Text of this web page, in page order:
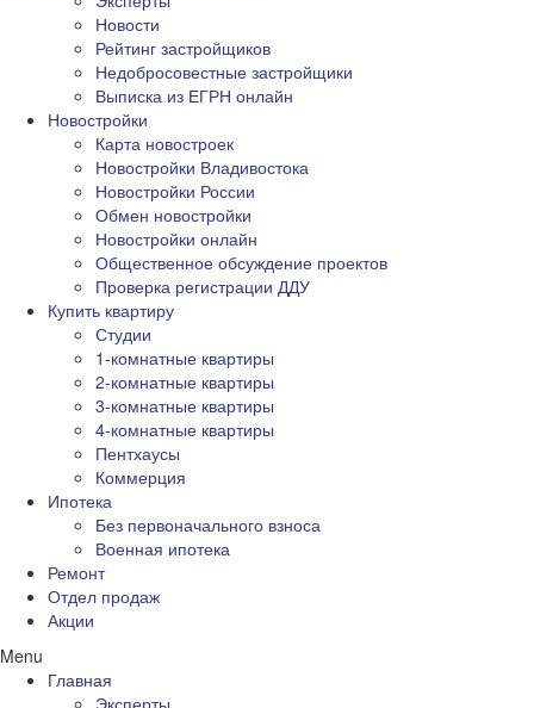
Новости
Рейтинг застройщиков
Недобросовестные застройщики
Выписка из ЕГРН онлайн
Новостройки
Карта новостроек
Новостройки Владивостока
Новостройки России
Обмен новостройки
Новостройки онлайн
Общественное обсуждение проектов
Проверка регистрации ДДУ
Купить квартиру
Студии
1-комнатные квартиры
2-комнатные квартиры
3-комнатные квартиры
4-комнатные квартиры
Пентхаусы
Коммерция
Ипотека
Без первоначального взноса
Военная ипотека
Ремонт
Отдел продаж
Акции
Menu
Главная
Эксперты